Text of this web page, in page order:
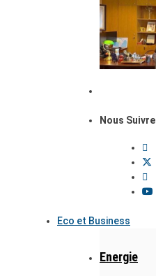
Nous Suivre
Eco et Business
Energie